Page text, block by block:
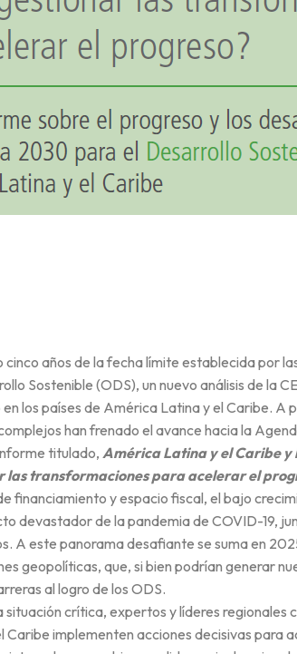
cinco años de la fecha límite establecida por
Sostenible (ODS), un nuevo análisis de la
los países de América Latina y el Caribe. A
han frenado el avance hacia la
titulado, América Latina y el Caribe y
las transformaciones para acelerar el
financiamiento y espacio fiscal, el bajo
devastador de la pandemia de COVID-19,
A este panorama desafiante se suma en
geopolíticas, que, si bien podrían generar
al logro de los ODS.
situación crítica, expertos y líderes regionales
Caribe implementen acciones decisivas para